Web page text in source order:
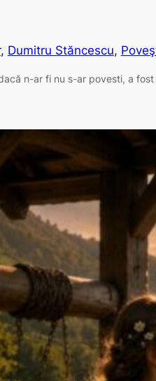
, Dumitru Stăncescu,
n-ar fi nu s-ar povesti, a